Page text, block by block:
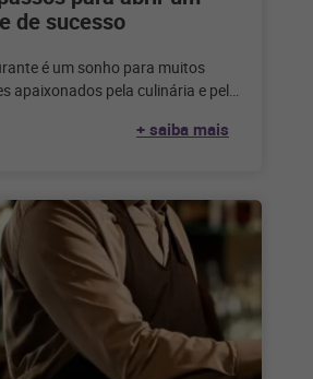
de sucesso
é um sonho para muitos
apaixonados pela culinária e pelo
+ saiba mais